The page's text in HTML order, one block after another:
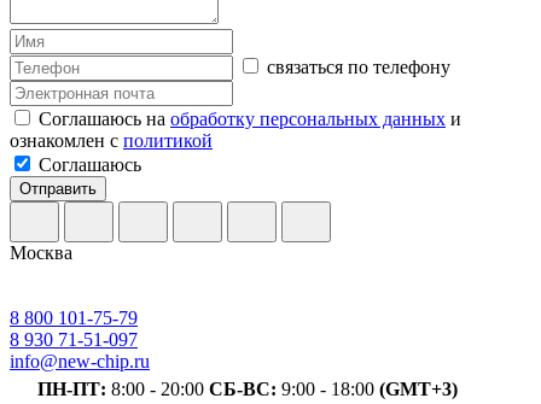
связаться по телефону
Соглашаюсь на обработку персональных данных и
ознакомлен с политикой
Соглашаюсь
Отправить
Москва
8 800 101-75-79
8 930 71-51-097
info@new-chip.ru
ПН-ПТ: 8:00 - 20:00 СБ-ВС: 9:00 - 18:00 (GMT+3)